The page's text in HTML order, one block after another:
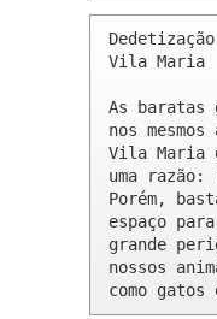
Vila Maria
As baratas
nos
Vila Maria
uma razão:
Porém,
espaço
grande
nossos
como